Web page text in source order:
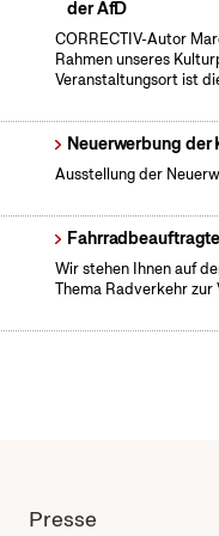
der AfD
CORRECTIV-Autor
Rahmen unseres
Veranstaltungsort ist
Neuerwerbung
Ausstellung der
Wir stehen Ihnen auf
Thema Radverkehr zur
Presse